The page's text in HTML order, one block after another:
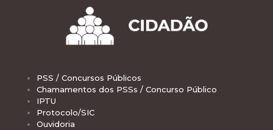
PSS / Concursos Públicos
Chamamentos dos PSSs / Concurso Público
IPTU
Protocolo/SIC
Ouvidoria